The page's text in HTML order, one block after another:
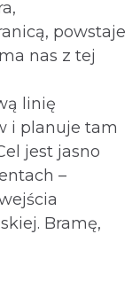
powstaje
nas z tej
linię
i planuje tam
jest jasno
–
Bramę,